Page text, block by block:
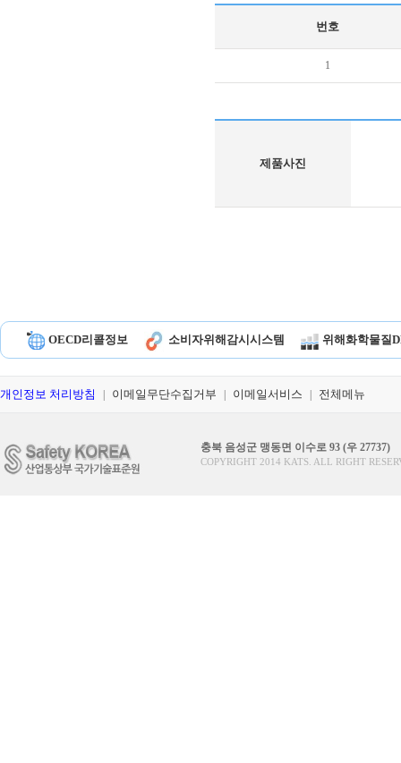
번호
1
제품사진
OECD리콜정보 소비자위해감시시스템 위해화학물질
개인정보 처리방침 이메일무단수집거부 이메일서비스 전체메뉴
충북 음성군 맹동면 이수로 93 (우 27737)
COPYRIGHT 2014 KATS. ALL RIGHT